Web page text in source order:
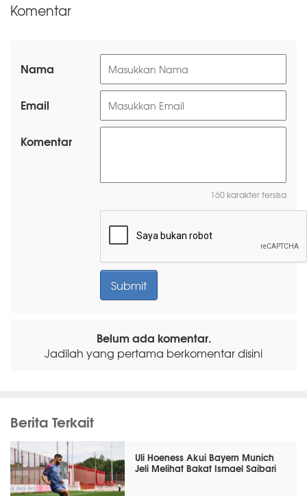
Komentar
Nama
Email
Komentar
160 karakter tersisa
Belum ada komentar.
Jadilah yang pertama berkomentar disini
Berita Terkait
Uli Hoeness Akui Bayern Munich
Jeli Melihat Bakat Ismael Saibari